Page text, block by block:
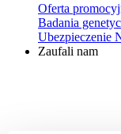
Oferta
Badania
Zaufali nam